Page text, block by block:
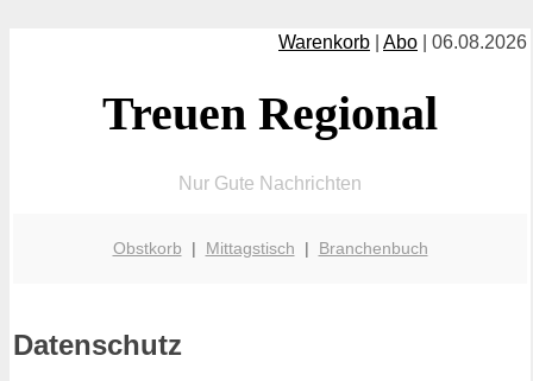
Warenkorb Abo | 06.08.2026
Treuen Regional
Nur Gute Nachrichten
Obstkorb | Mittagstisch | Branchenbuch
Datenschutz